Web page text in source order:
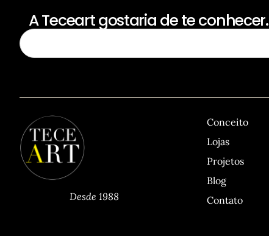
A Teceart gostaria de te conhecer.
Desde 1988
Conceito
Lojas
Projetos
Blog
Contato